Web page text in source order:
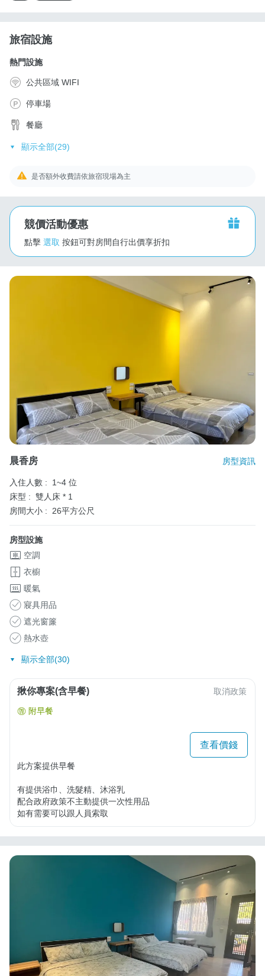
旅宿設施
熱門設施
公共區域 WIFI
停車場
餐廳
顯示全部(29)
是否額外收費請依旅宿現場為主
競價活動優惠
點擊 選取 按鈕可對房間自行出價享折扣
晨香房 房型資訊
入住人數 :
1~4 位
床型 : 雙人床 * 1
房間大小 :
26平方公尺
房型設施
空調
衣櫥
暖氣
寢具用品
遮光窗簾
熱水壺
顯示全部(30)
揪你專案(含早餐) 取消政策
附早餐
查看價錢
此方案提供早餐
有提供浴巾、洗髮精、沐浴乳
配合政府政策不主動提供一次性用品
如有需要可以跟人員索取